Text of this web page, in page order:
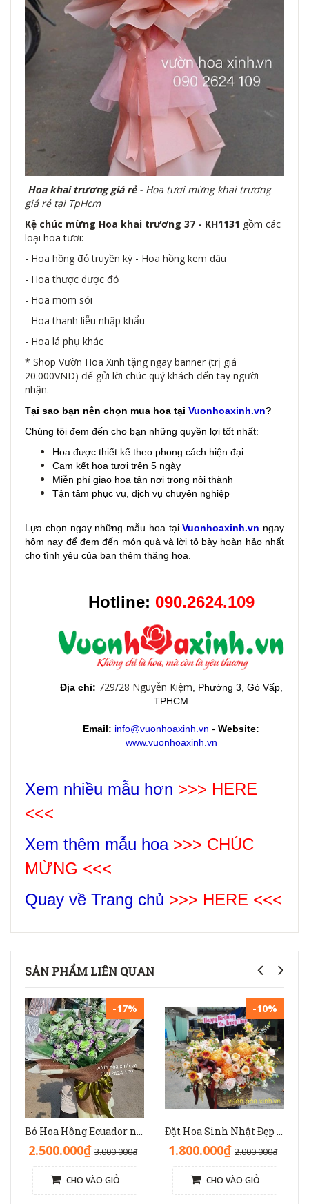
Hoa khai trương giá rẻ- Hoa tươi mừng khai trương
giá rẻ tại TpHcm
Kệ chúc mừng Hoa khai trương 37 - KH1131 gồm các
loại hoa tươi:
- Hoa hồng đỏ truyền kỳ - Hoa hồng kem dâu
- Hoa thược dược đỏ
- Hoa mõm sói
- Hoa thanh liễu nhập khẩu
- Hoa lá phụ khác
* Shop Vườn Hoa Xinh tặng ngay banner (trị giá
20.000VND) để gửi lời chúc quý khách đến tay người
nhận.
Tại sao bạn nên chọn mua hoa tại Vuonhoaxinh.vn?
Chúng tôi đem đến cho bạn những quyền lợi tốt nhất:
Hoa được thiết kế theo phong cách hiện đại
Cam kết hoa tươi trên 5 ngày
Miễn phí giao hoa tận nơi trong nội thành
Tận tâm phục vụ, dịch vụ chuyên nghiệp
Lựa chọn ngay những mẫu hoa tạiVuonhoaxinh.vn ngay
hôm nay để đem đến món quà và lời tỏ bày hoàn hảo nhất
cho tình yêu của bạn thêm thăng hoa.
Hotline: 090.2624.109
Địa chỉ: 729/28 Nguyễn Kiệm, Phường 3, Gò Vấp,
TPHCM
Email: info@vuonhoaxinh.vn - Website:
www.vuonhoaxinh.vn
Xem nhiều mẫu hơn >>> HERE
<<<
Xem thêm mẫu hoa >>> CHÚC
MỪNG <<<
Quay về Trang chủ >>> HERE <<<
SẢN PHẨM LIÊN QUAN
-17%
Bó Hoa Hồng Ecuador nhập độc lạ sinh nhật - HB1141
2.500.000₫ 3.000.000₫
CHO VÀO GIỎ
-10%
Đặt Hoa Sinh Nhật Đẹp Sang Trọng: Lẵng Hoa Màu Nâu(Nude) - GH1093
1.800.000₫ 2.000.000₫
CHO VÀO GIỎ